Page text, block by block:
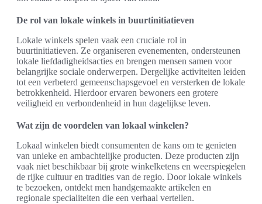
De rol van lokale winkels in buurtinitiatieven
Lokale winkels spelen vaak een cruciale rol in
buurtinitiatieven. Ze organiseren evenementen, ondersteunen
lokale liefdadigheidsacties en brengen mensen samen voor
belangrijke sociale onderwerpen. Dergelijke activiteiten leiden
tot een verbeterd gemeenschapsgevoel en versterken de lokale
betrokkenheid. Hierdoor ervaren bewoners een grotere
veiligheid en verbondenheid in hun dagelijkse leven.
Wat zijn de voordelen van lokaal winkelen?
Lokaal winkelen biedt consumenten de kans om te genieten
van unieke en ambachtelijke producten. Deze producten zijn
vaak niet beschikbaar bij grote winkelketens en weerspiegelen
de rijke cultuur en tradities van de regio. Door lokale winkels
te bezoeken, ontdekt men handgemaakte artikelen en
regionale specialiteiten die een verhaal vertellen.